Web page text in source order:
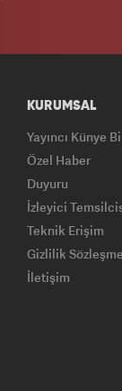
KURUMSAL
Yayıncı Künye
Özel Haber
Duyuru
İzleyici
Teknik Erişim
Gizlilik
İletişim